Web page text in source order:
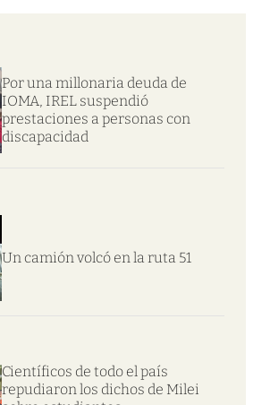
Por una millonaria deuda de
IOMA, IREL suspendió
prestaciones a personas con
discapacidad
Un camión volcó en la ruta 51
Científicos de todo el país
repudiaron los dichos de Milei